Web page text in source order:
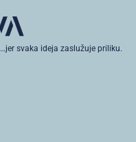
…jer svaka ideja zaslužuje priliku.